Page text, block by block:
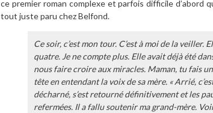
ce premier roman complexe et parfois difficile d’abord
tout juste paru chez Belfond.
Ce soir, c’est mon tour. C’est à moi de la
quatre. Je ne compte plus. Elle avait déjà été
nous faire croire aux miracles. Maman, tu fais
tête en entendant la voix de sa mère. « Arrié,
décharné, s’est retourné définitivement et les
refermées. Il a fallu soutenir ma grand-mère.